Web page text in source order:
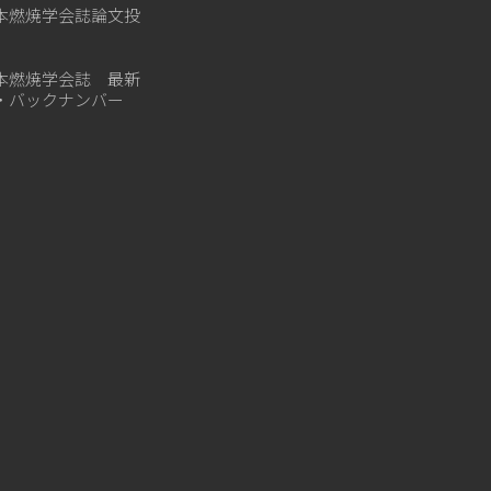
燃焼学会誌論文投
燃焼学会誌 最新
バックナンバー